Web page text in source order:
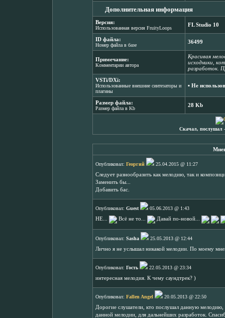
Дополнительная информация
Версия:
Использованная версия FruityLoops
FL Studio 10
ID файла:
Номер файла в базе
36499
Примечание:
Комментарии автора
Красивая
исходники,
разработок.
VSTi/DXi:
Использованные внешние синтезаторы и
плагины
▪ Не
Размер файла:
Размер файла в Kb
28 Kb
Скачал, послушал
Опубликовал: Георгий
25.04.2015 @ 11:27
Следует разнообразить как мелодию, так и
Заменить бы...
Добавить бас.
Опубликовал: Guest
05.06.2013 @ 1:43
НЕ...
Всё не то... Давай по-новой...
Опубликовал: Sasha
25.05.2013 @ 12:44
Лично я не услышал никакой мелодии. По моему
Опубликовал: Гость
22.05.2013 @ 23:34
интересная мелодия. К чему саундтрек? )
Опубликовал: Fallen Angel
20.05.2013 @ 22:50
Дорогие слушатели, кто послушал данную
данной мелодии, для дальнейших разработок.